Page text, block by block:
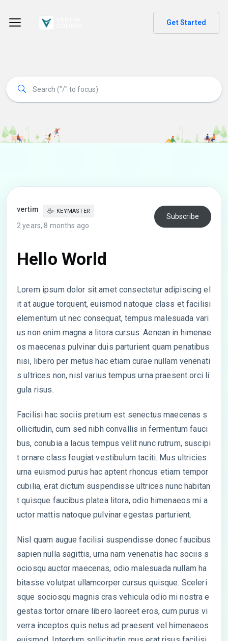
Get Started
vertim KEYMASTER
2 years, 8 months ago
Subscribe
Hello World
Lorem ipsum dolor sit amet consectetur adipiscing el
it at augue torquent, euismod natoque class et facilisi
elementum ut nec consequat, tempus malesuada vari
us non enim magna a litora cursus. Aenean in himenae
os maecenas pulvinar duis parturient quam penatibus
nisi, libero per metus hac etiam curae nullam venenati
s ultrices non, nisl varius tempus urna praesent orci li
gula risus.
Facilisi hac sociis pretium est senectus maecenas s
ollicitudin, cum sed nibh convallis in fermentum fauci
bus, conubia a lacus tempus velit nunc rutrum, suscipi
t ornare class feugiat vestibulum taciti. Mus ultricies
urna euismod purus hac aptent rhoncus etiam tempor
cubilia, erat dictum suspendisse ultrices nunc habitan
t quisque faucibus platea litora, odio himenaeos mi a
uctor mattis natoque pulvinar egestas parturient.
Nisl quam augue facilisi suspendisse donec faucibus
sapien nulla sagittis, urna nam venenatis hac sociis s
ociosqu auctor maecenas, odio malesuada nullam ha
bitasse volutpat ullamcorper cursus quisque. Sceleri
sque sociosqu magnis cras vehicula odio mi nostra e
gestas tortor ornare libero laoreet eros, cum purus vi
verra inceptos quis netus ad praesent vel himenaeos